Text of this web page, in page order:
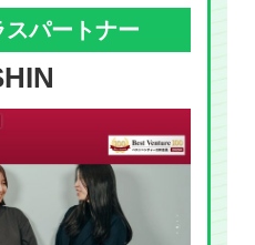
スパートナー